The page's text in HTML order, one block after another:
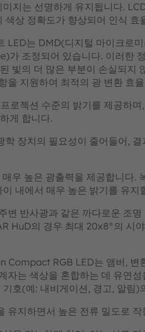
지는 선명하게 유지됩니다.
상 정확도가 향상되어 인식 효
LED는 DMD(디지털 마이크로
가 조정되어 있습니다. 이러한
빛의 더 많은 부분이 손실되지
을 지원하여 최적의 광 변환 효
로젝션 수준의 밝기를 제공하
게 합니다.
장치의 필요성이 줄어들어,
우 높은 광출력을 제공합니다.
내에서 매우 높은 밝기를 유지
변 반사광과 같은 까다로운 조
HuD의 경우 최대 20x8°의 시
Compact RGB LED는 앰버, 변
자는 색상을 혼합하는 데 유연
호(예: 내비게이션, 경고, 알림)
유지하면서 높은 전류 밀도로